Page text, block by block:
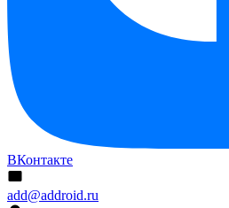
ВКонтакте
add@addroid.ru